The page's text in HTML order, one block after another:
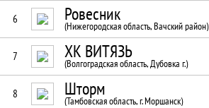
6 Ровесник
(Нижегородская область, Вачский район)
7 ХК ВИТЯЗЬ
(Волгоградская область, Дубовка г.)
8 Шторм
(Тамбовская область, г. Моршанск)